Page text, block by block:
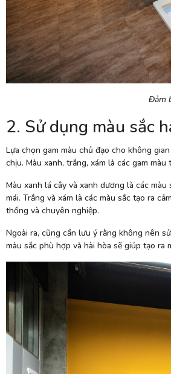
Đảm
2. Sử dụng màu sắc
Lựa chọn gam màu chủ đạo cho không
chịu. Màu xanh, trắng, xám là các gam
Màu xanh lá cây và xanh dương là các
mái. Trắng và xám là các màu sắc tạo ra
thống và chuyên nghiệp.
Ngoài ra, cũng cần lưu ý rằng không nên
màu sắc phù hợp và hài hòa sẽ giúp tạo ra